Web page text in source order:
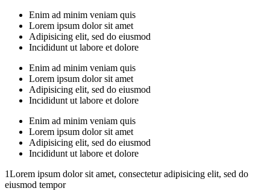
Enim ad minim veniam quis
Lorem ipsum dolor sit amet
Adipisicing elit, sed do eiusmod
Incididunt ut labore et dolore
Enim ad minim veniam quis
Lorem ipsum dolor sit amet
Adipisicing elit, sed do eiusmod
Incididunt ut labore et dolore
Enim ad minim veniam quis
Lorem ipsum dolor sit amet
Adipisicing elit, sed do eiusmod
Incididunt ut labore et dolore
1Lorem ipsum dolor sit amet, consectetur adipisicing elit, sed do
eiusmod tempor